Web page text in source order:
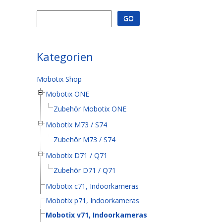
Kategorien
Mobotix Shop
Mobotix ONE
Zubehör Mobotix ONE
Mobotix M73 / S74
Zubehör M73 / S74
Mobotix D71 / Q71
Zubehör D71 / Q71
Mobotix c71, Indoorkameras
Mobotix p71, Indoorkameras
Mobotix v71, Indoorkameras